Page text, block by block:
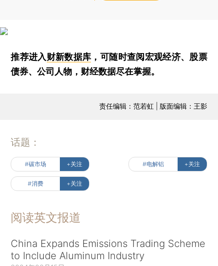
推荐进入财新数据库 ，可随时查阅宏观经济、股票
债券、公司人物，财经数据尽在掌握。
责任编辑：范若虹 | 版面编辑：王影
话题：
#碳市场 +关注 #电解铝 +关注
#消费 +关注
阅读英文报道
China Expands Emissions Trading Scheme
to Include Aluminum Industry